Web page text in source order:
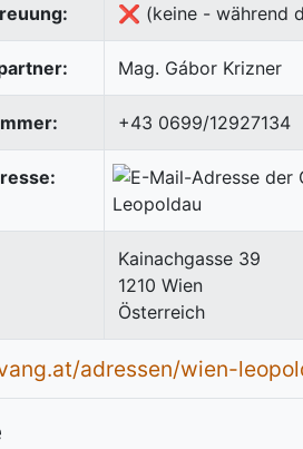
❌ (keine - während
Mag. Gábor Krizner
+43 0699/12927134
Kainachgasse 39
1210 Wien
Österreich
adressen/wien-